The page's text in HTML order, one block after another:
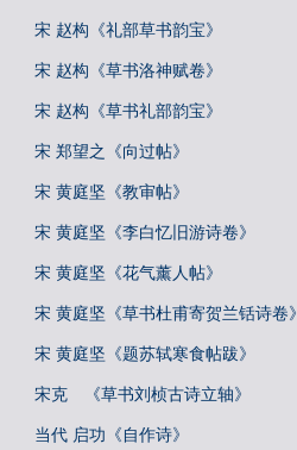
宋 赵构《礼部草书韵宝》
宋 赵构《草书洛神赋卷》
宋 赵构《草书礼部韵宝》
宋 郑望之《向过帖》
宋 黄庭坚《教审帖》
宋 黄庭坚《李白忆旧游诗卷》
宋 黄庭坚《花气薰人帖》
宋 黄庭坚《草书杜甫寄贺兰铦诗卷》
宋 黄庭坚《题苏轼寒食帖跋》
宋克 《草书刘桢古诗立轴》
当代 启功《自作诗》